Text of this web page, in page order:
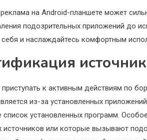
на Android-планшете может
подозрительных приложений до
и наслаждайтесь комфортным
к активным действиям по
из-за установленных
список установленных программ.
источников или которые вызывают